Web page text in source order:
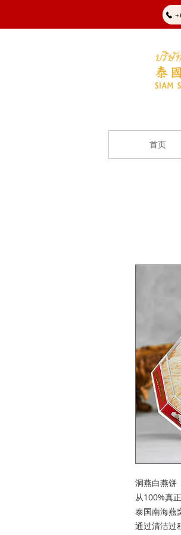
首页
洞燕白燕饼
从100%真
泰国南海燕
通过清洁过